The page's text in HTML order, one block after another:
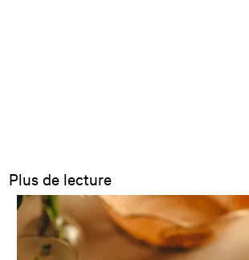
Plus de lecture